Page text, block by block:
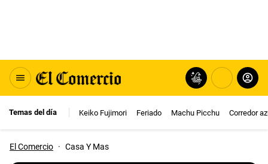
Temas del día Keiko Fujimori Feriado Machu Picchu Corredor
El Comercio · Casa Y Mas